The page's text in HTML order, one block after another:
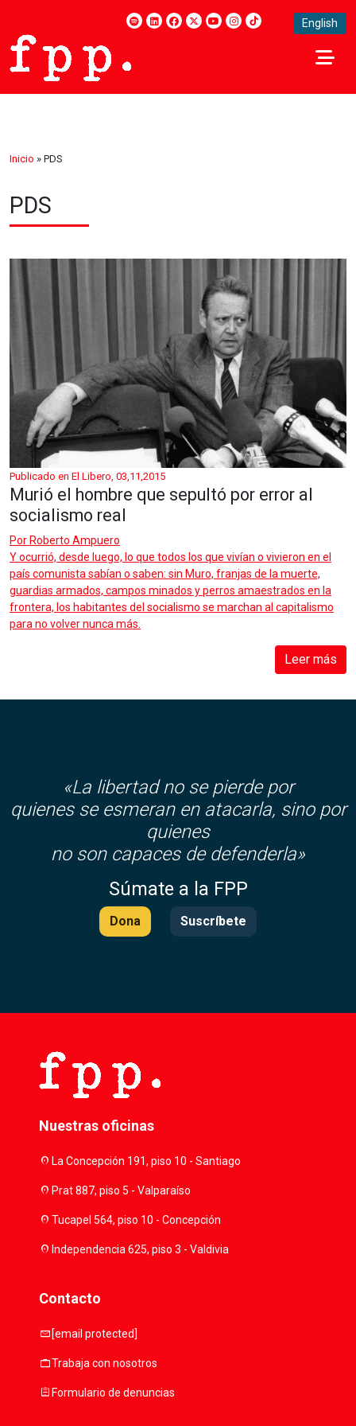
English
Inicio » PDS
PDS
Publicado en El Libero, 03,11,2015
Murió el hombre que sepultó por error al
socialismo real
Por Roberto Ampuero
Y ocurrió, desde luego, lo que todos los que vivían o vivieron en el
país comunista sabían o saben: sin Muro, franjas de la muerte,
guardias armados, campos minados y perros amaestrados en la
frontera, los habitantes del socialismo se marchan al capitalismo
para no volver nunca más.
Leer más
«La libertad no se pierde por
quienes se esmeran en atacarla, sino por
quienes
no son capaces de defenderla»
Súmate a la FPP
Dona Suscríbete
Nuestras oficinas
location_onLa Concepción 191, piso 10 - Santiago
location_onPrat 887, piso 5 - Valparaíso
location_onTucapel 564, piso 10 - Concepción
location_onIndependencia 625, piso 3 - Valdivia
Contacto
mail [email protected]
workTrabaja con nosotros
assignmentFormulario de denuncias